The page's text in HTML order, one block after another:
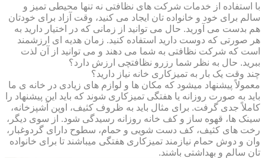
با استفاده از خدمات شرکت های نظافتی نه تنها محیطی تمیز و
سالم برای خود و خانواده تان ایجاد می کنید، وقت آزاد برای خودتان
هم بدست می آورید. حال می توانید از زمانی که در اختیار دارید به
هر صورتی که دوست دارید استفاده کنید. زمان هدیه ای ارزشمند
است که شرکت نظافتی به شما می دهند و می توانید از آن لذت
ببرید. حال به نظر شما رزرو نظافتچی ارزش دارد؟
چند وقت یک بار به تمیزکاری خانه نیاز دارید؟
معمولاً پیشنهاد میشود که مکان ها و لوازم های زیادی در خانه ی ما
باید به صورت روزانه یا هفتگی تمیزکاری شوند که باید این پیشنهاد را
کاملاً جدی گرفت. برای مثال باید به ظروف کثیف، اوپن آشپزخانه،
سینک ها، قهوه ساز و کف خانه روزانه رسیدگی شود. از سوی دیگر،
رخت های کثیف، کف دست شویی و حمام، سطوح دارای گردوغبار،
وان و دوش حمام نیازمند تمیزکاری هفتگی میباشند تا برای خانواده
تان سالم و بهداشتی باشند.